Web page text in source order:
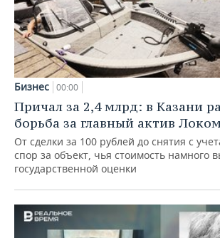
Бизнес 00:00
Причал за 2,4 млрд: в Казани
борьба за главный актив
От сделки за 100 рублей до снятия с
спор за объект, чья стоимость намного
государственной оценки